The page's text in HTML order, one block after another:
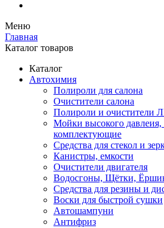
Меню
Главная
Каталог товаров
Каталог
Автохимия
Полироли для салона
Очистители салона
Полироли и очистители
Мойки высокого
комплектующие
Средства для стекол и
Канистры, емкости
Очистители двигателя
Водосгоны, Щётки,
Средства для резины и
Воски для быстрой сушки
Автошампуни
Антифриз